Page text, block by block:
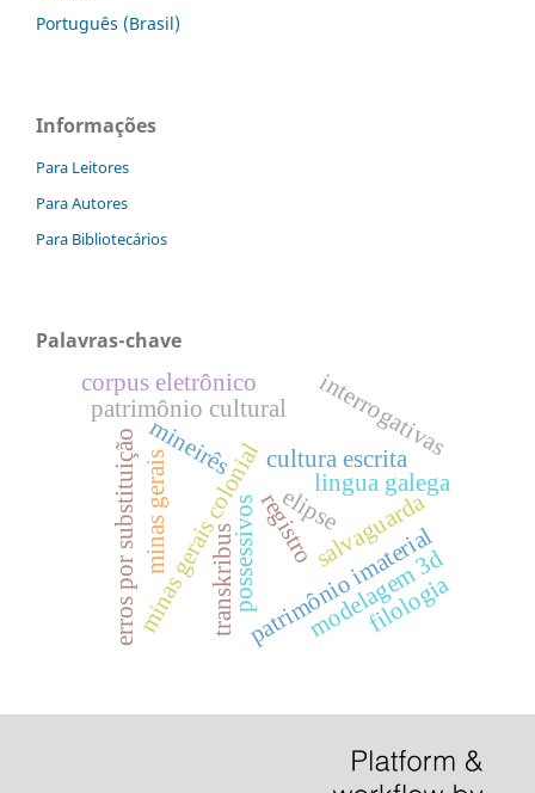
Português (Brasil)
Informações
Para Leitores
Para Autores
Para Bibliotecários
Palavras-chave
minas gerais colonialcultura escrita
mineirês
patrimônio imaterial
registrosalvaguarda
minas gerais
interrogativas
elipse
patrimônio cultural
modelagem 3d
corpus eletrônico
possessivos filologia
transkribus
erros por substituição lingua galega